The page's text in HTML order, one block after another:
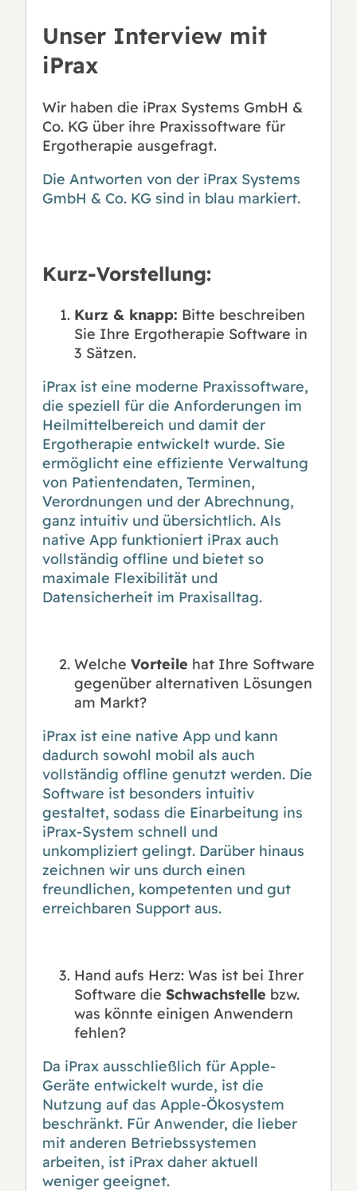
Unser Interview mit
iPrax
Wir haben die iPrax Systems GmbH &
Co. KG über ihre Praxissoftware für
Ergotherapie ausgefragt.
Die Antworten von der iPrax Systems
GmbH & Co. KG sind in blau markiert.
Kurz-Vorstellung:
Kurz & knapp: Bitte beschreiben
Sie Ihre Ergotherapie Software in
3 Sätzen.
iPrax ist eine moderne Praxissoftware,
die speziell für die Anforderungen im
Heilmittelbereich und damit der
Ergotherapie entwickelt wurde. Sie
ermöglicht eine effiziente Verwaltung
von Patientendaten, Terminen,
Verordnungen und der Abrechnung,
ganz intuitiv und übersichtlich. Als
native App funktioniert iPrax auch
vollständig offline und bietet so
maximale Flexibilität und
Datensicherheit im Praxisalltag.
Welche Vorteile hat Ihre Software
gegenüber alternativen Lösungen
am Markt?
iPrax ist eine native App und kann
dadurch sowohl mobil als auch
vollständig offline genutzt werden. Die
Software ist besonders intuitiv
gestaltet, sodass die Einarbeitung ins
iPrax-System schnell und
unkompliziert gelingt. Darüber hinaus
zeichnen wir uns durch einen
freundlichen, kompetenten und gut
erreichbaren Support aus.
Hand aufs Herz: Was ist bei Ihrer
Software die Schwachstelle bzw.
was könnte einigen Anwendern
fehlen?
Da iPrax ausschließlich für Apple-
Geräte entwickelt wurde, ist die
Nutzung auf das Apple-Ökosystem
beschränkt. Für Anwender, die lieber
mit anderen Betriebssystemen
arbeiten, ist iPrax daher aktuell
weniger geeignet.